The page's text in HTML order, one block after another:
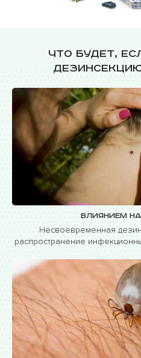
Что будет,
Влиянием
Несвоевременная
распространение